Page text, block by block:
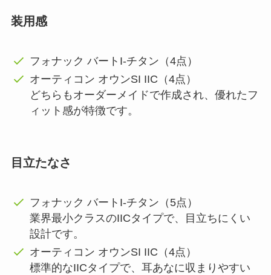
装用感
フォナック バートI-チタン（4点）
オーティコン オウンSI IIC（4点）
どちらもオーダーメイドで作成され、優れたフ
ィット感が特徴です。
目立たなさ
フォナック バートI-チタン（5点）
業界最小クラスのIICタイプで、目立ちにくい
設計です。
オーティコン オウンSI IIC（4点）
標準的なIICタイプで、耳あなに収まりやすい